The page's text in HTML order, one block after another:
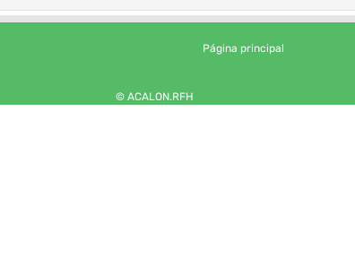
Página principal
© ACALON.RFH